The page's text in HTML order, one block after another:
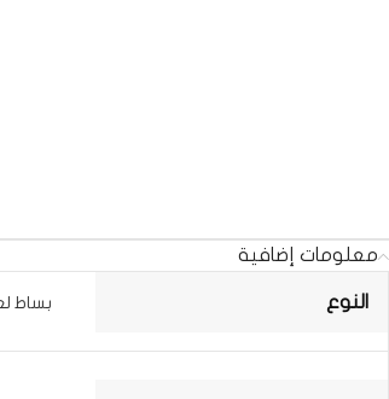
معلومات إضافية
النوع بساط